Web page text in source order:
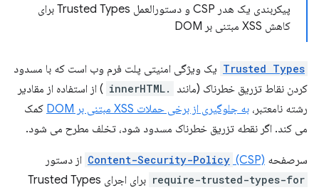
پیکربندی یک هدر CSP و دستورالعمل Trusted Types برای
کاهش XSS مبتنی بر DOM
Trusted Types یک ویژگی امنیتی پلت فرم وب است که با مسدود
کردن نقاط تزریق خطرناک (مانند
.innerHTML
) از استفاده از مقادیر
رشته نامعتبر، به جلوگیری از برخی حملات XSS مبتنی بر DOM
کمک
می کند. اگر نقطه تزریق خطرناک مسدود شود، تخلف مطرح می شود.
سرصفحه Content-Security-Policy (CSP) از دستور
require-trusted-types-for
برای اجرای Trusted Types